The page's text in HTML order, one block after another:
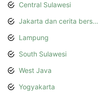
Central Sulawesi
Jakarta dan cerita bersamanya
Lampung
South Sulawesi
West Java
Yogyakarta